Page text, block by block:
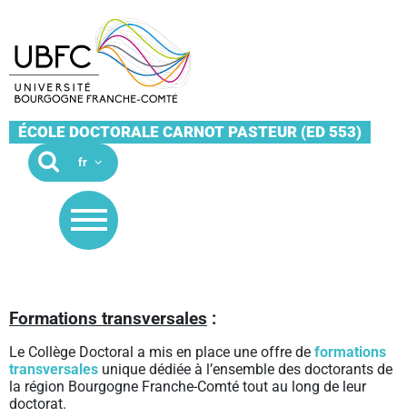
ÉCOLE DOCTORALE CARNOT PASTEUR (ED 553)
Formations transversales :
Le Collège Doctoral a mis en place une offre de formations
transversales unique dédiée à l’ensemble des doctorants de
la région Bourgogne Franche-Comté tout au long de leur
doctorat.